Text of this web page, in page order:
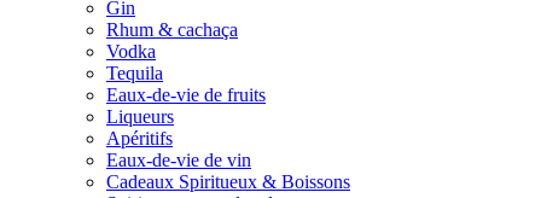
Gin
Rhum & cachaça
Vodka
Tequila
Eaux-de-vie de fruits
Liqueurs
Apéritifs
Eaux-de-vie de vin
Cadeaux Spiritueux & Boissons